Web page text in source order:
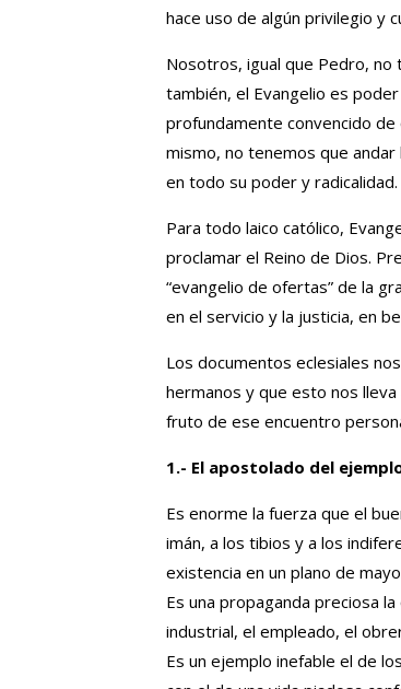
hace uso de algún privilegio y
Nosotros, igual que Pedro, no
también, el Evangelio es
profundamente convencido
mismo, no tenemos que
en todo su poder y radicalidad.
Para todo laico católico,
proclamar el Reino de Dios.
“evangelio de ofertas” de la
en el servicio y la justicia, en
Los documentos eclesiales
hermanos y que esto nos
fruto de ese encuentro
1.- El apostolado del
Es enorme la fuerza que el
imán, a los tibios y a los
existencia en un plano de
Es una propaganda preciosa
industrial, el empleado, el
Es un ejemplo inefable el de